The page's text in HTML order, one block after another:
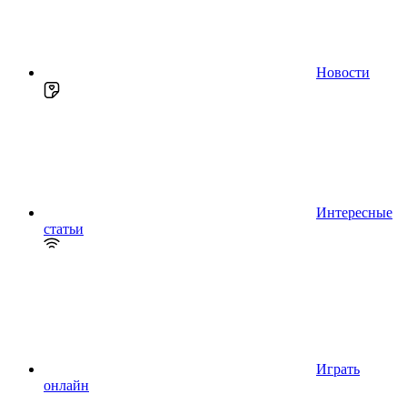
Новости
Интересные
статьи
Играть
онлайн